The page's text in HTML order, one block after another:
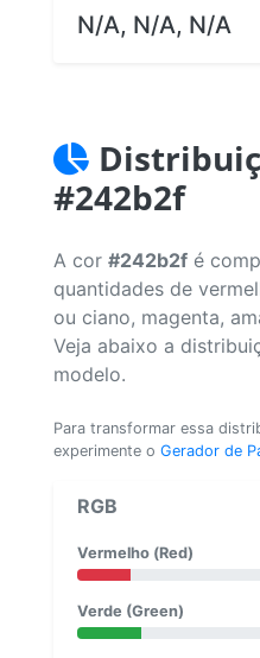
N/A, N/A, N/A
#242b2f
A cor #242b2f é
quantidades de
ou ciano, magenta,
Veja abaixo a
modelo.
Para transformar essa
experimente o Gerador de
RGB
Vermelho (Red)
Verde (Green)